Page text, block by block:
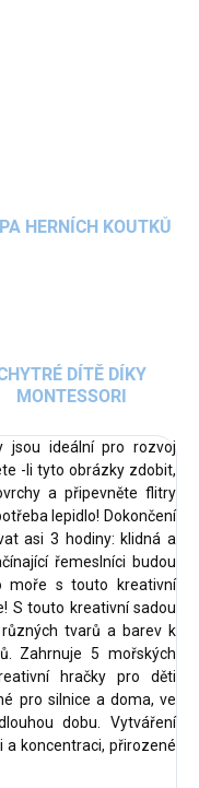
HERNÍCH KOUTKŮ
DÍTĚ DÍKY
MONTESSORI
jsou ideální pro rozvoj
-li tyto obrázky zdobit,
a připevněte flitry
lepidlo! Dokončení
asi 3 hodiny: klidná a
řemeslníci budou
moře s touto kreativní
S touto kreativní sadou
tvarů a barev k
Zahrnuje 5 mořských
hračky pro děti
pro silnice a doma, ve
dobu. Vytváření
koncentraci, přirozené